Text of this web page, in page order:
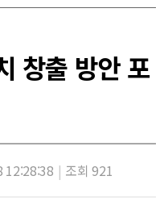
창출 방안 포
12:28:38 | 조회 921